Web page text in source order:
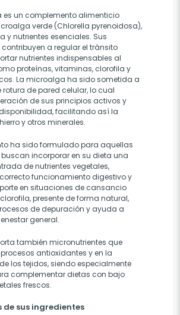
es un complemento alimenticio
verde (Chlorella pyrenoidosa),
y nutrientes esenciales. Sus
a regular el tránsito
nutrientes indispensables al
proteínas, vitaminas, clorofila y
La microalga ha sido sometida a
rotura de pared celular, lo cual
de sus principios activos y
facilitando así la
y otros minerales.
ha sido formulado para aquellas
incorporar en su dieta una
de nutrientes vegetales,
funcionamiento digestivo y
en situaciones de cansancio
presente de forma natural,
de depuración y ayuda a
general.
también micronutrientes que
antioxidantes y en la
los tejidos, siendo especialmente
complementar dietas con bajo
frescos.
de sus ingredientes